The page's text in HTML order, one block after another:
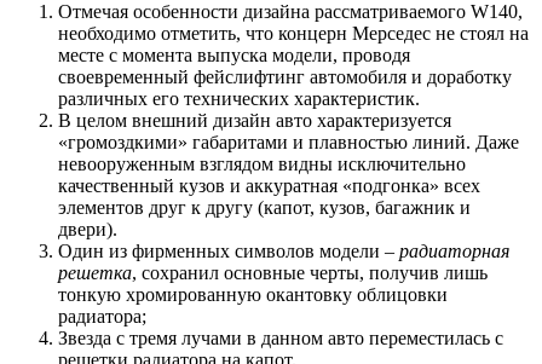
Отмечая особенности дизайна рассматриваемого W140,
необходимо отметить, что концерн Мерседес не стоял на
месте с момента выпуска модели, проводя
своевременный фейслифтинг автомобиля и доработку
различных его технических характеристик.
В целом внешний дизайн авто характеризуется
«громоздкими» габаритами и плавностью линий. Даже
невооруженным взглядом видны исключительно
качественный кузов и аккуратная «подгонка» всех
элементов друг к другу (капот, кузов, багажник и
двери).
Один из фирменных символов модели – радиаторная
решетка, сохранил основные черты, получив лишь
тонкую хромированную окантовку облицовки
радиатора;
Звезда с тремя лучами в данном авто переместилась с